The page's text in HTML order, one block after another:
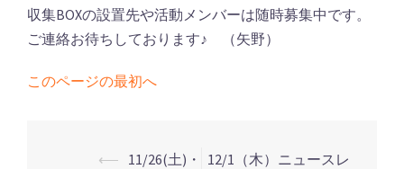
収集BOXの設置先や活動メンバーは随時募集中です。
ご連絡お待ちしております♪ （矢野）
このページの最初へ
⟵ 11/26(土)・
12/1（木）ニュースレ